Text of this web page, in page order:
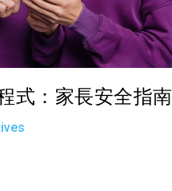
式：家長安全指南